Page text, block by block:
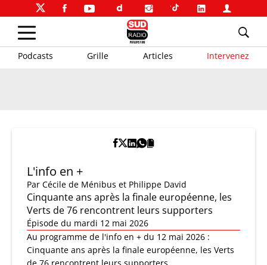
Podcasts Grille Articles Intervenez
L'info en +
Par Cécile de Ménibus et Philippe David
Cinquante ans après la finale européenne, les
Verts de 76 rencontrent leurs supporters
Épisode du mardi 12 mai 2026
Au programme de l'info en + du 12 mai 2026 :
Cinquante ans après la finale européenne, les Verts